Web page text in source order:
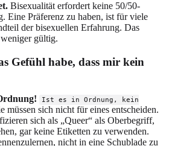
Bisexualität erfordert keine 50/50-
Eine Präferenz zu haben, ist für viele
der bisexuellen Erfahrung. Das
gültig.
Gefühl habe, dass mir kein
Ist es in Ordnung, kein
müssen sich nicht für eines entscheiden.
sich als „Queer“ als Oberbegriff,
gar keine Etiketten zu verwenden.
nicht in eine Schublade zu